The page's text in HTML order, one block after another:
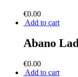
€0.00
Add to cart
Abano
€0.00
Add to cart